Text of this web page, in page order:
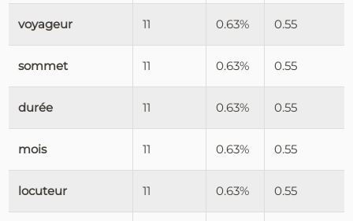
voyageur 11 0.63% 0.55
sommet 11 0.63% 0.55
durée 11 0.63% 0.55
mois 11 0.63% 0.55
locuteur 11 0.63% 0.55